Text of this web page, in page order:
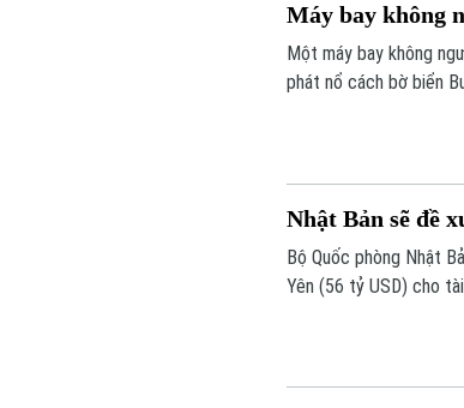
Máy bay không
Một máy bay không
phát nổ cách bờ biển
Nhật Bản sẽ đề
Bộ Quốc phòng Nhật
Yên (56 tỷ USD) cho